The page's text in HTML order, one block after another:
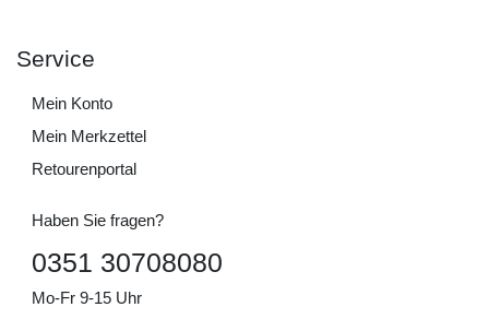
Service
Mein Konto
Mein Merkzettel
Retourenportal
Haben Sie fragen?
0351 30708080
Mo-Fr 9-15 Uhr